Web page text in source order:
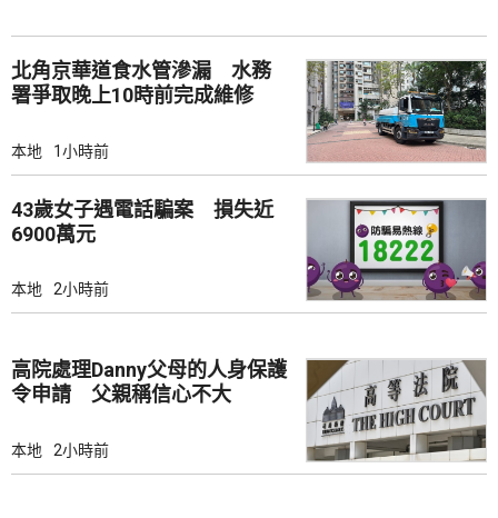
北角京華道食水管滲漏 水務
署爭取晚上10時前完成維修
本地 1小時前
43歲女子遇電話騙案 損失近
6900萬元
本地 2小時前
高院處理Danny父母的人身保護
令申請 父親稱信心不大
本地 2小時前